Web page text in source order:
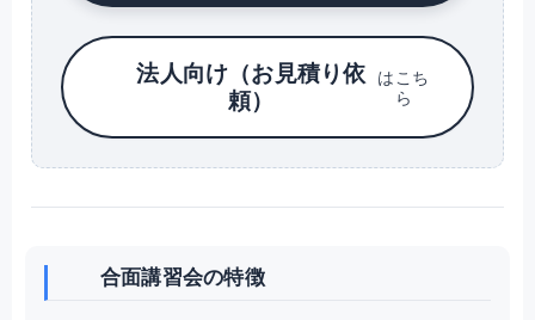
法人向け（お見積り依
頼）
はこち
ら
合面講習会の特徴